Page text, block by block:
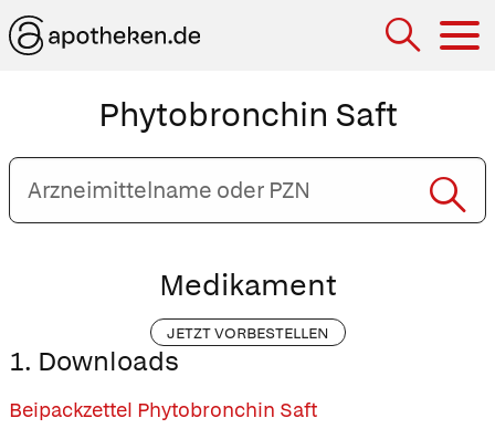
Phytobronchin Saft
Arzneimittelname
oder
PZN
Medikament
JETZT VORBESTELLEN
1. Downloads
Beipackzettel Phytobronchin Saft